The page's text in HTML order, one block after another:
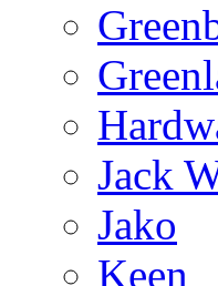
Jack
Jako
Keen